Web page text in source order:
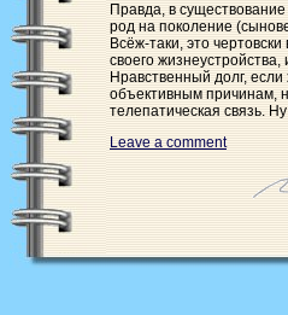
Правда, в существование
род на поколение
Всёж-таки, это
своего
Нравственный долг,
объективным причинам,
телепатическая связь.
Leave a comment